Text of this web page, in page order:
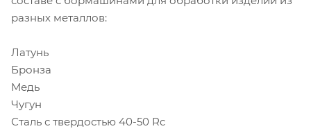
разных металлов:
Латунь
Бронза
Медь
Чугун
Сталь с твердостью 40-50 Rc